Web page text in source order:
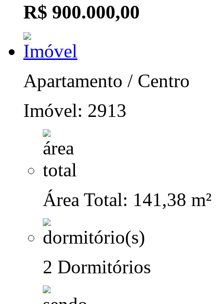
R$ 900.000,00
Apartamento / Centro
Imóvel: 2913
Área Total: 141,38 m²
2 Dormitórios